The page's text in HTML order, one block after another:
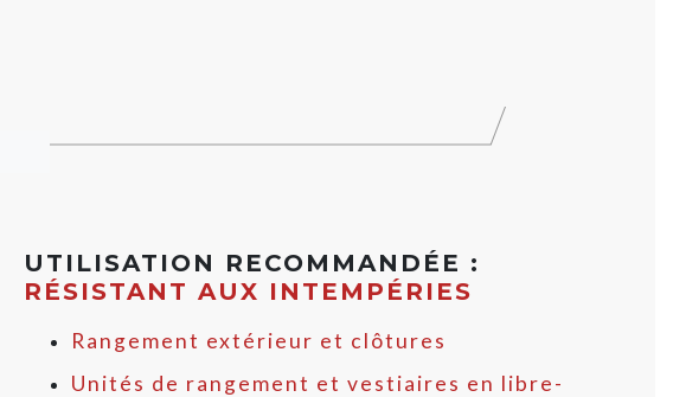
UTILISATION RECOMMANDÉE :
RÉSISTANT AUX INTEMPÉRIES
Rangement extérieur et clôtures
Unités de rangement et vestiaires en libre-